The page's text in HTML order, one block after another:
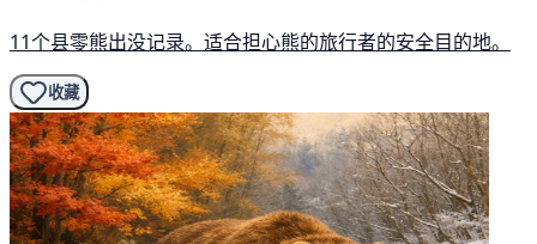
11个县零熊出没记录。适合担心熊的旅行者的安全目的地。
收藏